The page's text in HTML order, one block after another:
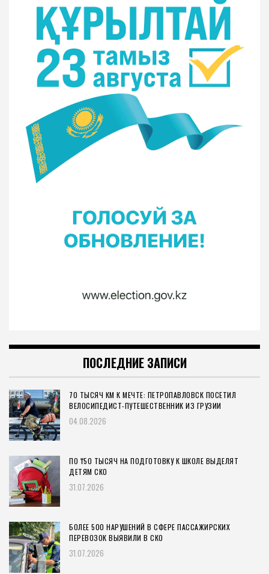
ПОСЛЕДНИЕ ЗАПИСИ
70 ТЫСЯЧ КМ К МЕЧТЕ: ПЕТРОПАВЛОВСК ПОСЕТИЛ
ВЕЛОСИПЕДИСТ-ПУТЕШЕСТВЕННИК ИЗ ГРУЗИИ
04.08.2026
ПО ₸50 ТЫСЯЧ НА ПОДГОТОВКУ К ШКОЛЕ ВЫДЕЛЯТ
ДЕТЯМ СКО
31.07.2026
БОЛЕЕ 500 НАРУШЕНИЙ В СФЕРЕ ПАССАЖИРСКИХ
ПЕРЕВОЗОК ВЫЯВИЛИ В СКО
31.07.2026